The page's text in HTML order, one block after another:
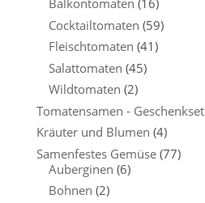
Balkontomaten (16)
Cocktailtomaten (59)
Fleischtomaten (41)
Salattomaten (45)
Wildtomaten (2)
Tomatensamen - Geschenkset
Kräuter und Blumen (4)
Samenfestes Gemüse (77)
Auberginen (6)
Bohnen (2)